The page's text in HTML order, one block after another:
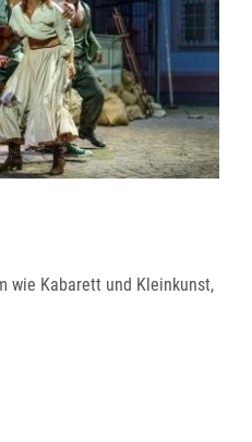
wie Kabarett und Kleinkunst,